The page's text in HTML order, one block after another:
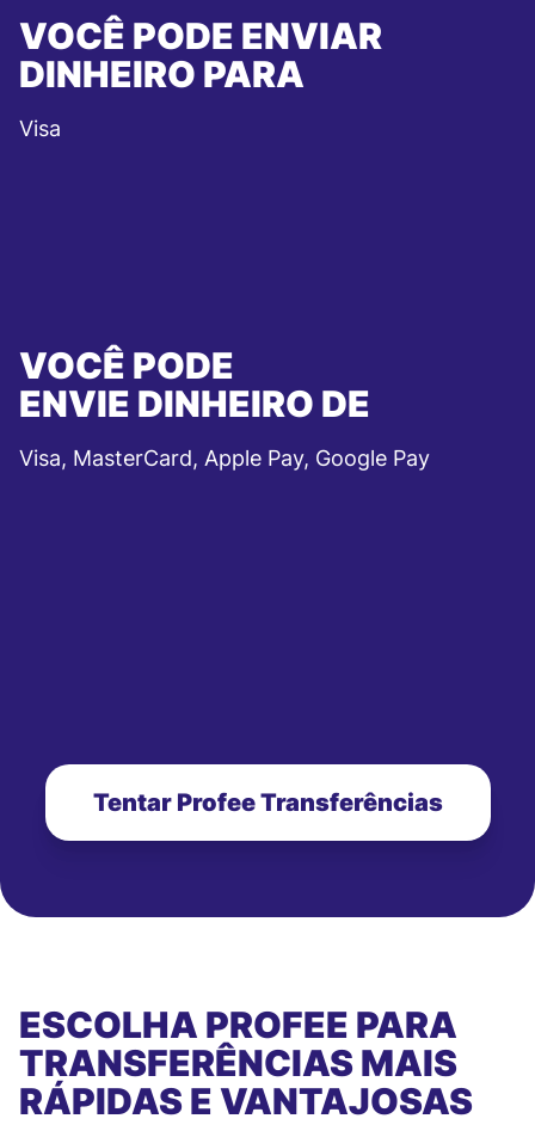
VOCÊ PODE ENVIAR
DINHEIRO PARA
Visa
VOCÊ PODE
ENVIE DINHEIRO DE
Visa, MasterCard, Apple Pay, Google Pay
Tentar Profee Transferências
ESCOLHA PROFEE PARA
TRANSFERÊNCIAS MAIS
RÁPIDAS E VANTAJOSAS